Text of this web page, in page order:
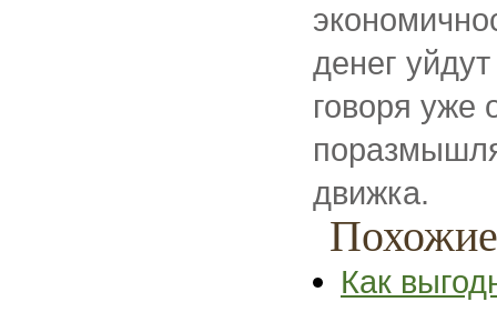
денег
говоря уже
движка.
Как